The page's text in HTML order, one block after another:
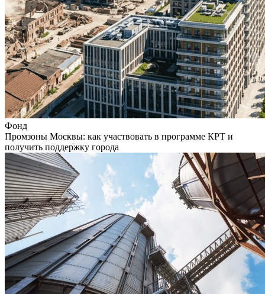
Фонд
Промзоны Москвы: как участвовать в программе КРТ и
получить поддержку города